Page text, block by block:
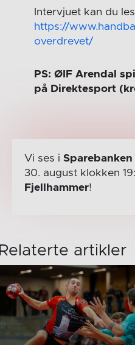
Intervjuet kan du
https://
overdrevet/
PS: ØIF Arendal
på Direktesport
Vi ses i
30. august klokken
Fjellhammer!
Relaterte artikler